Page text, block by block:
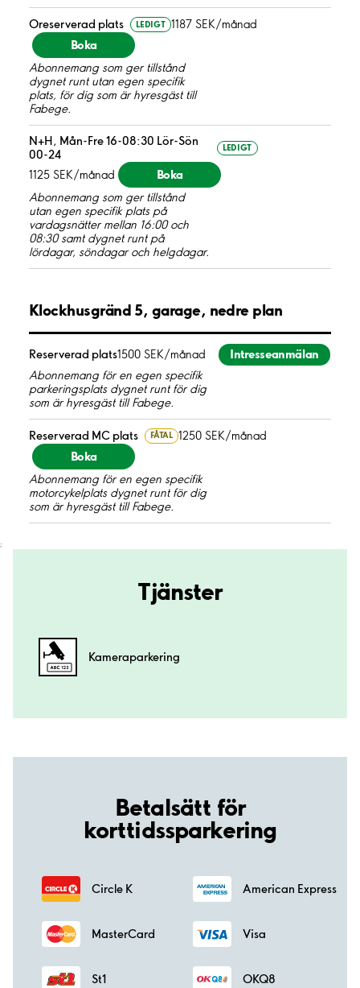
Oreserverad plats LEDIGT 1187 SEK/månad
Boka
Abonnemang som ger tillstånd
dygnet runt utan egen specifik
plats, för dig som är hyresgäst till
Fabege.
N+H, Mån-Fre 16-08:30 Lör-Sön
00-24
LEDIGT
1125 SEK/månad Boka
Abonnemang som ger tillstånd
utan egen specifik plats på
vardagsnätter mellan 16:00 och
08:30 samt dygnet runt på
lördagar, söndagar och helgdagar.
Klockhusgränd 5, garage, nedre plan
Reserverad plats1500 SEK/månad Intresseanmälan
Abonnemang för en egen specifik
parkeringsplats dygnet runt för dig
som är hyresgäst till Fabege.
Reserverad MC plats FÅTAL 1250 SEK/månad
Boka
Abonnemang för en egen specifik
motorcykelplats dygnet runt för dig
som är hyresgäst till Fabege.
;
Tjänster
Kamera­parkering
Betalsätt för
korttidssparkering
Circle K American Express
MasterCard Visa
St1 OKQ8